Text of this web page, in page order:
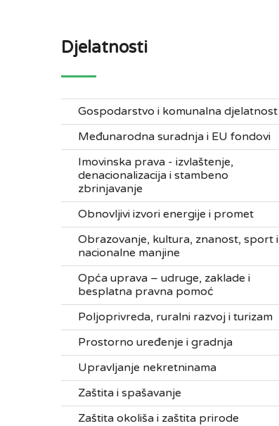
Djelatnosti
Gospodarstvo i komunalna djelatnost
Međunarodna suradnja i EU fondovi
Imovinska prava - izvlaštenje,
denacionalizacija i stambeno
zbrinjavanje
Obnovljivi izvori energije i promet
Obrazovanje, kultura, znanost, sport i
nacionalne manjine
Opća uprava – udruge, zaklade i
besplatna pravna pomoć
Poljoprivreda, ruralni razvoj i turizam
Prostorno uređenje i gradnja
Upravljanje nekretninama
Zaštita i spašavanje
Zaštita okoliša i zaštita prirode